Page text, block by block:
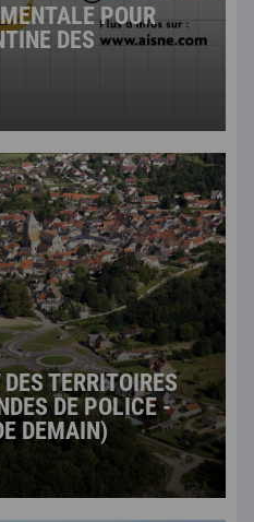
POUR
DES
TERRITOIRES
DE POLICE -
DEMAIN)